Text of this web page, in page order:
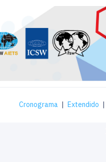
Cronograma | Extendido |